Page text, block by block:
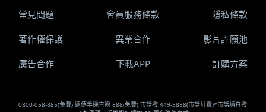
0800-058-885(免費) 遠傳手機直撥 888(免費) 市話撥 449-5888(市話計費)*市話請直撥
常見問題 會員服務條款 隱私條款
著作權保護 異業合作 影片許願池
廣告合作 下載APP 訂購方案